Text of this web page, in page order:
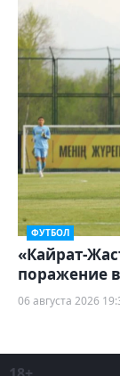
ФУТБОЛ
«Кайрат-
поражение
06 августа 2026